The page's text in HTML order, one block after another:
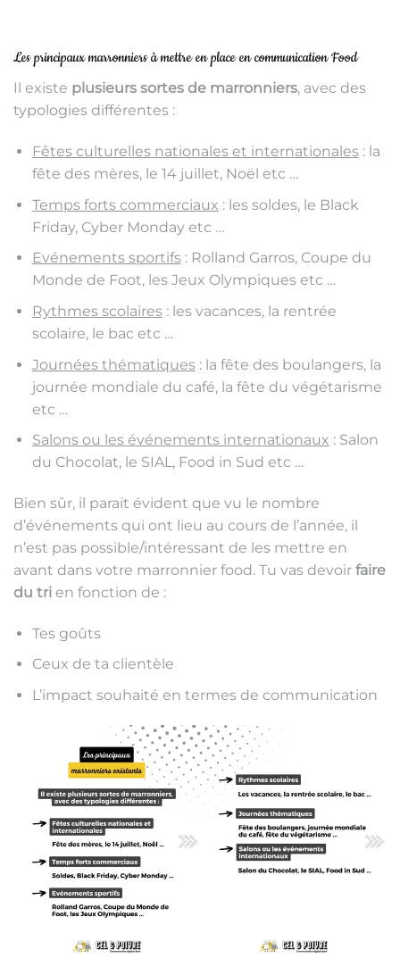
Les principaux marronniers à mettre en place en communication Food
Il existe plusieurs sortes de marronniers, avec des
typologies différentes :
Fêtes culturelles nationales et internationales: la
fête des mères, le 14 juillet, Noël etc …
Temps forts commerciaux : les soldes, le Black
Friday, Cyber Monday etc …
Evénements sportifs: Rolland Garros, Coupe du
Monde de Foot, les Jeux Olympiques etc …
Rythmes scolaires: les vacances, la rentrée
scolaire, le bac etc …
Journées thématiques: la fête des boulangers, la
journée mondiale du café, la fête du végétarisme
etc …
Salons ou les événements internationaux : Salon
du Chocolat, le SIAL, Food in Sud etc …
Bien sûr, il parait évident que vu le nombre
d’événements qui ont lieu au cours de l’année, il
n’est pas possible/intéressant de les mettre en
avant dans votre marronnier food. Tu vas devoir faire
du tri en fonction de :
Tes goûts
Ceux de ta clientèle
L’impact souhaité en termes de communication